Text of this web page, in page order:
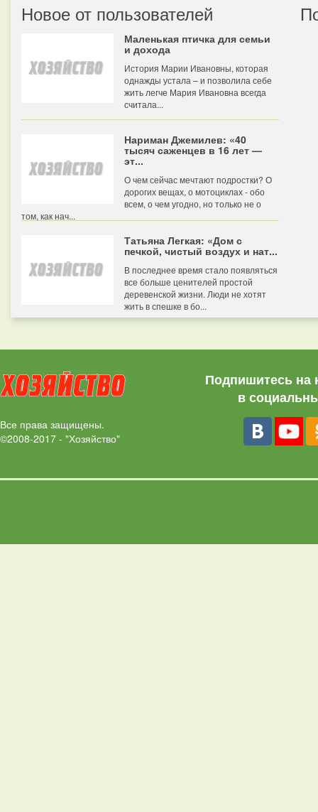
Новое от пользователей
Маленькая птичка для семьи
и дохода
История Марии Ивановны, которая
однажды устала – и позволила себе
жить легче Мария Ивановна всегда
считала...
Нариман Джемилев: «40
тысяч саженцев в 16 лет —
эт...
О чем сейчас мечтают подростки? О
дорогих вещах, о мотоциклах - обо
всем, о чем угодно, но только не о
том, как нач...
Татьяна Легкая: «Дом с
печкой, чистый воздух и нат...
В последнее время стало появляться
все больше ценителей простой
деревенской жизни. Люди не хотят
жить в спешке в бо...
Все права защищены.
©2008-2017 - "Хозяйство"
Подпишитесь на
в